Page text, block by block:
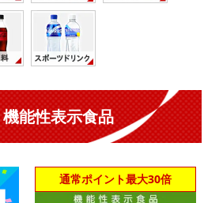
能性表示食品
通常ポイント最大30倍